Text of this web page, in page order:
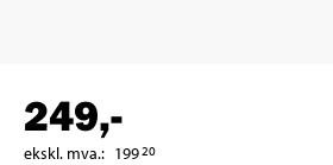
249,-
ekskl. mva.: 19920